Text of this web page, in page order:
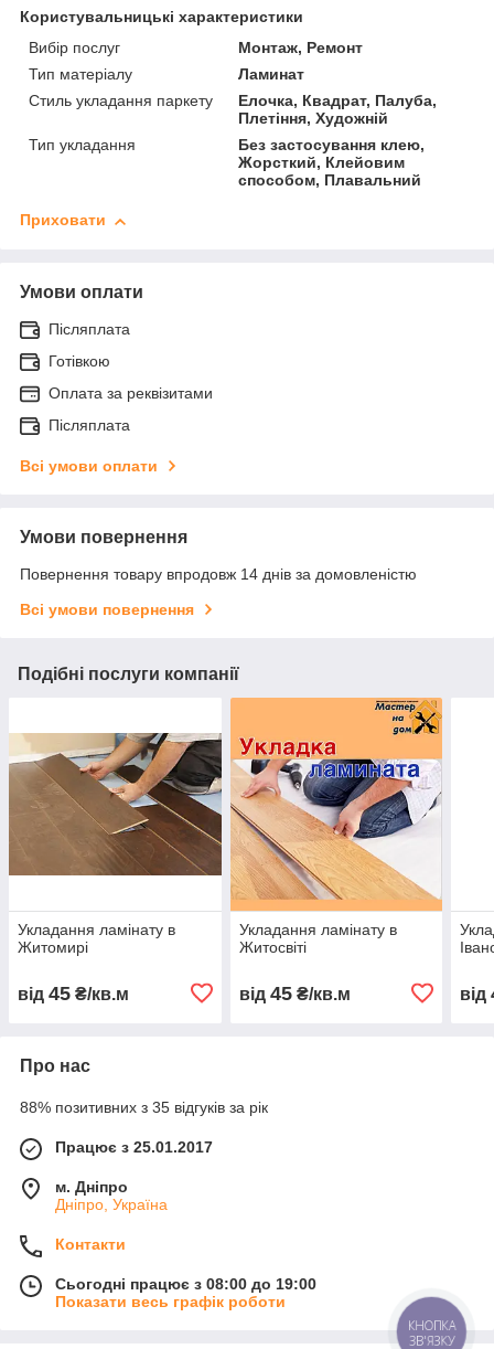
Користувальницькі характеристики
Вибір послуг
Монтаж, Ремонт
Тип матеріалу
Ламинат
Стиль укладання паркету
Елочка, Квадрат, Палуба,
Плетіння, Художній
Тип укладання
Без застосування клею,
Жорсткий, Клейовим
способом, Плавальний
Приховати
Умови оплати
Післяплата
Готівкою
Оплата за реквізитами
Післяплата
Всі умови оплати
Умови повернення
Повернення товару впродовж 14 днів за домовленістю
Всі умови повернення
Подібні послуги компанії
Укладання ламінату в
Житомирі
від 45 ₴/кв.м
Укладання ламінату в
Житосвіті
від 45₴/кв.м від
Про нас
88% позитивних з 35 відгуків за рік
Працює з 25.01.2017
м. Дніпро
Дніпро, Україна
Контакти
Сьогодні працює з 08:00 до 19:00
Показати весь графік роботи
КНОПКА
ЗВ'ЯЗКУ